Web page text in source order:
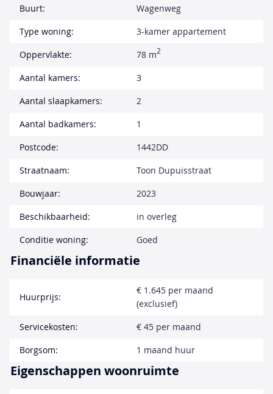
Buurt:
Wagenweg
Type woning:
3-kamer appartement
Oppervlakte:
78 m2
Aantal kamers:
3
Aantal slaapkamers:
2
Aantal badkamers:
1
Postcode:
1442DD
Straatnaam:
Toon Dupuisstraat
Bouwjaar:
2023
Beschikbaarheid:
in overleg
Conditie woning:
Goed
Financiële informatie
Huurprijs:
€ 1.645 per maand
(exclusief)
Servicekosten:
€ 45 per maand
Borgsom:
1 maand huur
Eigenschappen woonruimte